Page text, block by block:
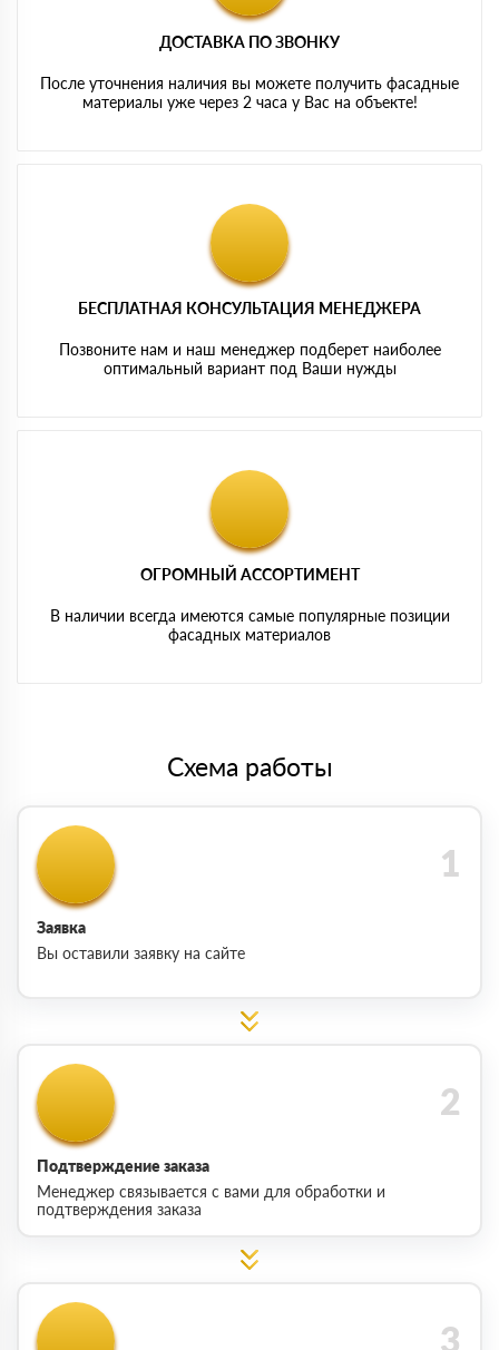
ДОСТАВКА ПО ЗВОНКУ
После уточнения наличия вы можете получить фасадные
материалы уже через 2 часа у Вас на объекте!
БЕСПЛАТНАЯ КОНСУЛЬТАЦИЯ МЕНЕДЖЕРА
Позвоните нам и наш менеджер подберет наиболее
оптимальный вариант под Ваши нужды
ОГРОМНЫЙ АССОРТИМЕНТ
В наличии всегда имеются самые популярные позиции
фасадных материалов
Схема работы
Заявка
Вы оставили заявку на сайте
Подтверждение заказа
Менеджер связывается с вами для обработки и
подтверждения заказа